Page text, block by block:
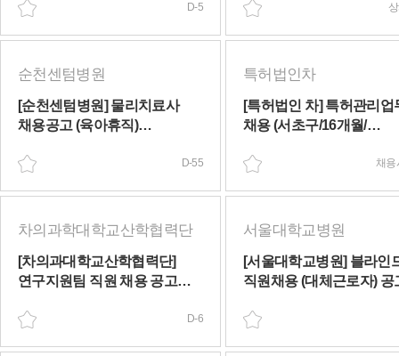
D-5
순천센텀병원
[순천센텀병원] 물리치료사
채용공고 (육아휴직)
D-55
특허법인차
[특허법인 차] 특허관리업
채용 (서초구/16개월/
(채용시 마감)
채용
차의과학대학교산학협력단
[차의과대학교산학협력단]
연구지원팀 직원 채용 공고
(~08/12(수))
D-6
서울대학교병원
[서울대학교병원] 블라인
직원채용 (대체근로자) 공